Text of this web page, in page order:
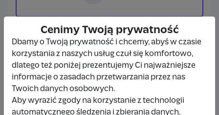
🥙 800 zł
Wybieram
Cenimy Twoją prywatność
Dbamy o Twoją prywatność i chcemy, abyś w czasie
korzystania z naszych usług czuł się komfortowo,
dlatego też poniżej prezentujemy Ci najważniejsze
informacje o zasadach przetwarzania przez nas
Twoich danych osobowych.
Aby wyrazić zgody na korzystanie z technologii
automatycznego śledzenia i zbierania danych,